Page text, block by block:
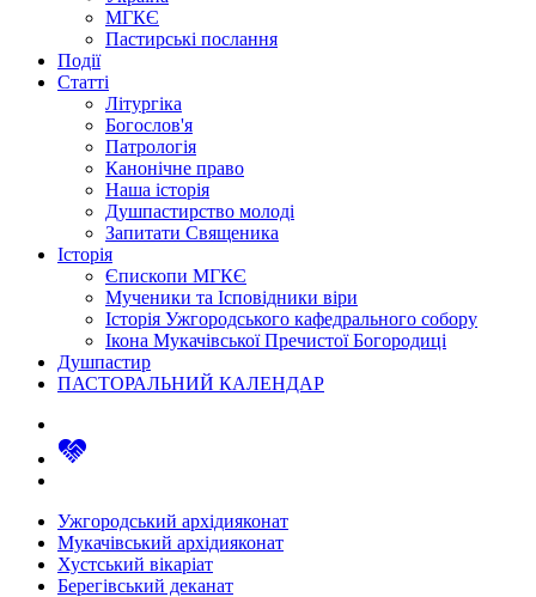
МГКЄ
Пастирські послання
Події
Статті
Літургіка
Богослов'я
Патрологія
Канонічне право
Наша історія
Душпастирство молоді
Запитати Священика
Історія
Єпископи МГКЄ
Мученики та Ісповідники віри
Історія Ужгородського кафедрального собору
Ікона Мукачівської Пречистої Богородиці
Душпастир
ПАСТОРАЛЬНИЙ КАЛЕНДАР
Ужгородський архідияконат
Мукачівський архідияконат
Хустський вікаріат
Берегівський деканат